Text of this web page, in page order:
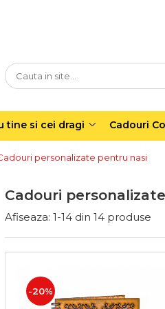
tine si cei dragi Cadouri
personalizate pentru nasi
Cadouri
Afiseaza: 1-14din 14 produse
-20%